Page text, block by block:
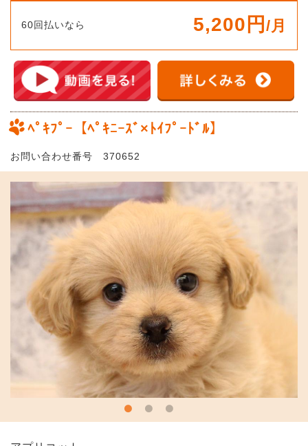
60回払いなら 5,200円 /月
ﾍﾟｷﾌﾟｰ【ﾍﾟｷﾆｰｽﾞ×ﾄｲﾌﾟｰﾄﾞﾙ】
お問い合わせ番号 370652